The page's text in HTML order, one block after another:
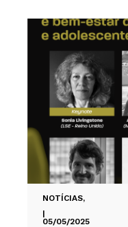
NOTÍCIAS,
|
05/05/2025